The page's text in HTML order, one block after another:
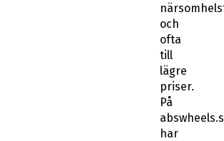
och
ofta
till
lägre
priser.
På
har